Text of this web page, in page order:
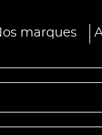
marques